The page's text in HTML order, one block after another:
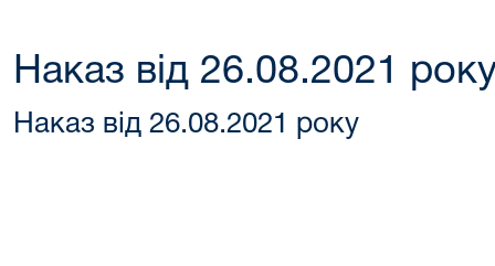
Наказ від 26.08.2021
Наказ від 26.08.2021 року